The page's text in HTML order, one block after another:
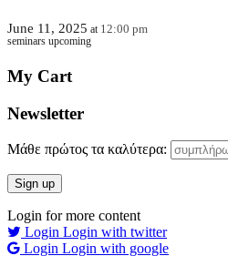
June 11, 2025 at 12:00 pm
seminars upcoming
My Cart
Newsletter
Μάθε πρώτος τα καλύτερα:
Login for more content
Login Login with twitter
Login Login with google